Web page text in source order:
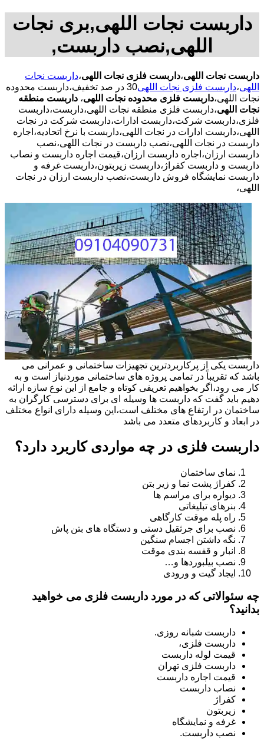
داربست نجات اللهی,بری نجات
اللهی,نصب داربست,
داربست نجات اللهی،داربست فلزی نجات اللهی،داربست نجات
اللهی،داربست فلزی نجات اللهی
30 در صد تخفیف،داربست محدوده
نجات اللهی،داربست فلزی محدوده نجات اللهی، داربست منطقه
نجات اللهی،داربست فلزی منطقه نجات اللهی،داربست،داربست
فلزی،داربست شرکت،داربست ادارات،داربست شرکت در نجات
اللهی،داربست ادارات در نجات اللهی،داربست با نرخ اتحادیه،اجاره
داربست در نجات اللهی،نصب داربست در نجات اللهی،نصب
داربست ارزان،اجاره داربست ارزان،قیمت اجاره داربست و نصاب
داربست و داربست کفراژ،داربست زیربتون،داربست غرفه و
داربست نمایشگاه فروش داربست،نصب داربست ارزان در نجات
اللهی،
داربست یکی از پرکاربردترین تجهیزات ساختمانی و عمرانی می
باشد که تقریباً در تمامی پروژه های ساختمانی موردنیاز است و به
کار می رود،اگر بخواهیم تعریفی کوتاه و جامع از این نوع سازه ارائه
دهیم باید گفت که داربست ها وسیله ای برای دسترسی کارگران به
ساختمان در ارتفاع های مختلف است،این وسیله دارای انواع مختلف
در ابعاد و کاربردهای متعدد می باشد
داربست فلزی در چه مواردی کاربرد دارد؟
نمای ساختمان
کفراژ پشت نما و زیر بتن
دیواره برای مراسم ها
بنرهای تبلیغاتی
راه پله موقت کارگاهی
نصب برای جرثقیل دستی و دستگاه های بتن پاش
نگه داشتن اجسام سنگین
انبار و قفسه بندی موقت
نصب بیلبوردها و…
ایجاد گیت و ورودی
چه سئوالاتی که در مورد داربست فلزی می خواهید
بدانید؟
داربست شبانه روزی.
داربست فلزی،
قیمت لوله داربست
داربست فلزی تهران
قیمت اجاره داربست
نصاب داربست
کفراژ
زیربتون
غرفه و نمایشگاه
نصب داربست.